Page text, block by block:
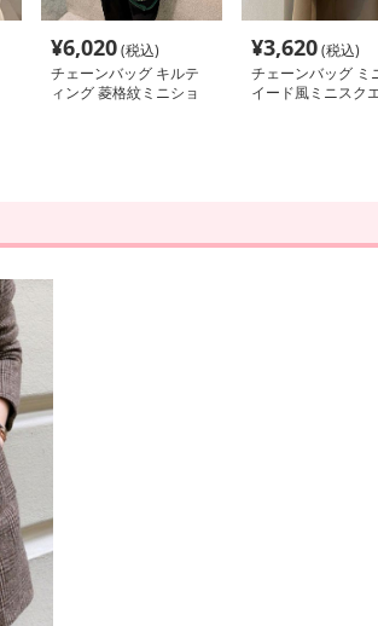
¥6,020(税込)
チェーンバッグ キルテ
ィング 菱格紋ミニショ
¥3,620(税込)
チェーンバッグ ミ
イード風ミニスク